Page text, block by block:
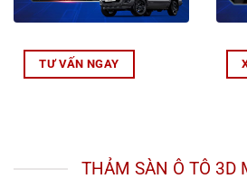
TƯ VẤN NGAY
THẢM SÀN Ô TÔ 3D